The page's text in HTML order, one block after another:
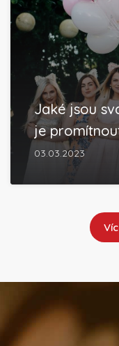
Jaké jsou
je
03.03.2023